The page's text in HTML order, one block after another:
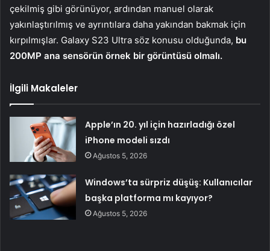
çekilmiş gibi görünüyor, ardından manuel olarak
yakınlaştırılmış ve ayrıntılara daha yakından bakmak için
kırpılmışlar. Galaxy S23 Ultra söz konusu olduğunda, bu
200MP ana sensörün örnek bir görüntüsü olmalı.
İlgili Makaleler
Apple’ın 20. yıl için hazırladığı özel
iPhone modeli sızdı
Ağustos 5, 2026
Windows’ta sürpriz düşüş: Kullanıcılar
başka platforma mı kayıyor?
Ağustos 5, 2026